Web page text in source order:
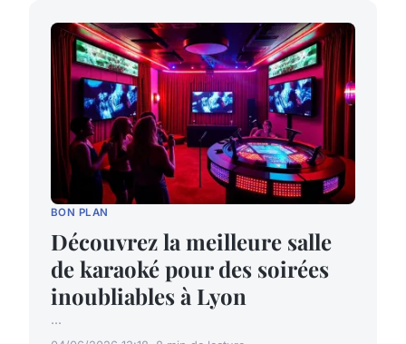
BON PLAN
Découvrez la meilleure salle
de karaoké pour des soirées
inoubliables à Lyon
...